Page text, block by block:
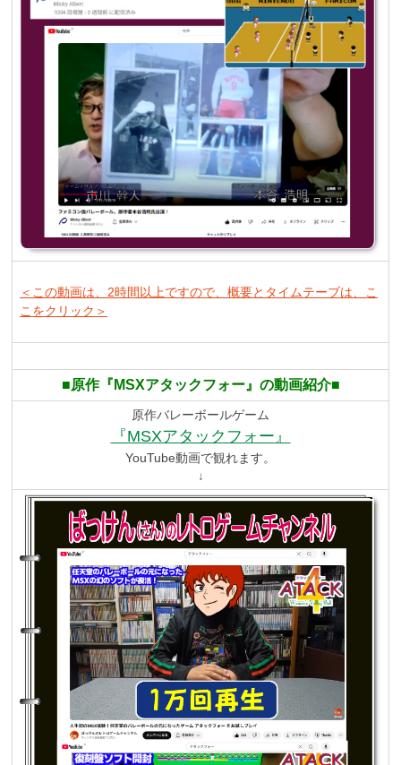
＜この動画は、2時間以上ですので、概要とタイムテーブは、こ
こをクリック ＞
■原作『MSXアタックフォー』の動画紹介■
原作バレーボールゲーム
『MSXアタックフォー』
YouTube動画で観れます。
↓